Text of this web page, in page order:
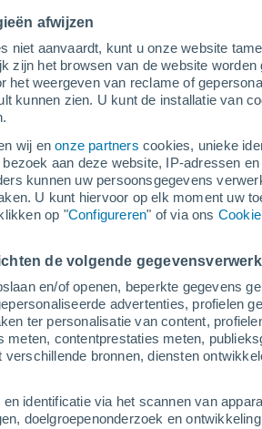
afwijzen
niet aanvaardt, kunt u onze website
zijn het browsen van de website
het weergeven van reclame of
kunnen zien. U kunt de installatie van
wij enonze partners cookies, unieke
aan deze website, IP-adressen
kunnen uw persoonsgegevens
U kunt hiervoor op elk moment uw
op "Configureren" of via ons
de volgende
en/of openen, beperkte gegevens
advertenties, profielen
ter personalisatie van content,
meten, contentprestaties meten,
bronnen, diensten
identificatie via het scannen van
doelgroepenonderzoek en